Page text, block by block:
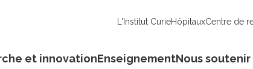
L'Institut CurieHôpitauxCentre de
et innovationEnseignementNous soutenir